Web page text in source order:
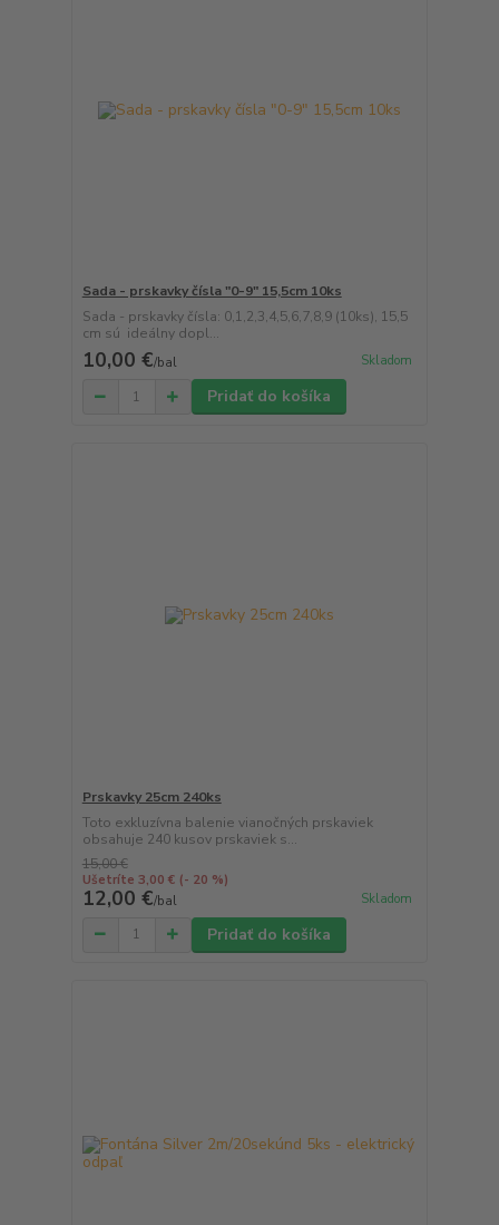
Sada - prskavky čísla "0-9" 15,5cm 10ks
Sada - prskavky čísla: 0,1,2,3,4,5,6,7,8,9 (10ks), 15,5
cm sú ideálny dopl...
10,00 €/bal Skladom
Pridať do košíka
Prskavky 25cm 240ks
Toto exkluzívna balenie vianočných prskaviek
obsahuje 240 kusov prskaviek s...
15,00 €
Ušetríte 3,00 € (- 20 %)
12,00 €/bal Skladom
Pridať do košíka